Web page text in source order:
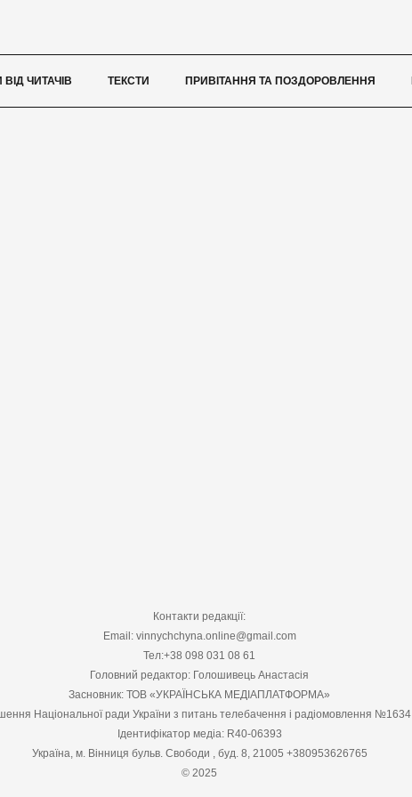
ЧИТАЧІВ ТЕКСТИ ПРИВІТАННЯ ТА ПОЗДОРОВЛЕННЯ
Контакти редакції:
Email: vinnychchyna.online@gmail.com
Тел:+38 098 031 08 61
Головний редактор: Голошивець Анастасія
Засновник: ТОВ «УКРАЇНСЬКА МЕДІАПЛАТФОРМА»
Національної ради України з питань телебачення і радіомовлення №1634
Ідентифікатор медіа: R40-06393
Україна, м. Вінниця бульв. Свободи , буд. 8, 21005 +380953626765
© 2025